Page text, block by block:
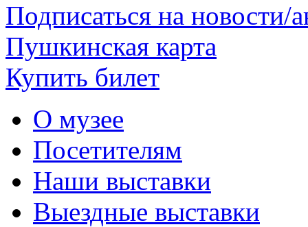
Подписаться на новости/
Пушкинская карта
Купить билет
О музее
Посетителям
Наши выставки
Выездные выставки